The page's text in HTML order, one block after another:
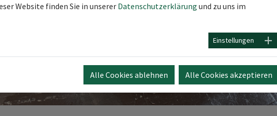
Website finden Sie in unserer Datenschutzerklärung und zu uns im
Einstellungen
Alle Cookies ablehnen Alle Cookies akzeptieren